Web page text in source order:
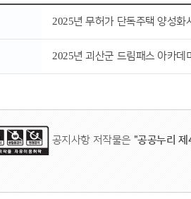
2025년 무허가 단독주택 양성화
2025년 괴산군 드림패스 아카데
공지사항 저작물은 "공공누리